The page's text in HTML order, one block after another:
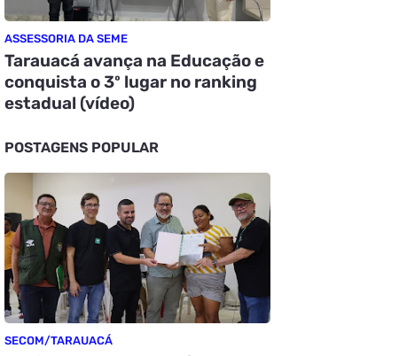
ASSESSORIA DA SEME
Tarauacá avança na Educação e
conquista o 3º lugar no ranking
estadual (vídeo)
POSTAGENS POPULAR
SECOM/TARAUACÁ